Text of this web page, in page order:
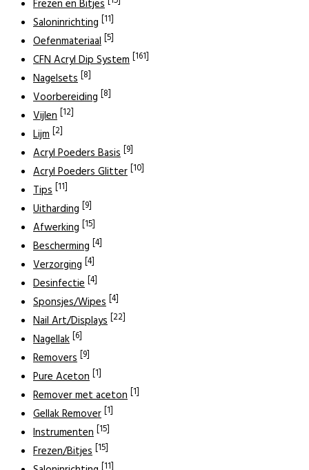
Frezen en Bitjes
Saloninrichting [11]
Oefenmateriaal [5]
CFN Acryl Dip System [161]
Nagelsets [8]
Voorbereiding [8]
Vijlen [12]
Lijm [2]
Acryl Poeders Basis [9]
Acryl Poeders Glitter [10]
Tips [11]
Uitharding [9]
Afwerking [15]
Bescherming [4]
Verzorging [4]
Desinfectie [4]
Sponsjes/Wipes [4]
Nail Art/Displays [22]
Nagellak [6]
Removers [9]
Pure Aceton [1]
Remover met aceton [1]
Gellak Remover [1]
Instrumenten [15]
Frezen/Bitjes [15]
[11]